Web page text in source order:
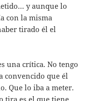
y aunque lo
con la misma
tirado él el
una crítica. No tengo
convencido que él
Que lo iba a meter.